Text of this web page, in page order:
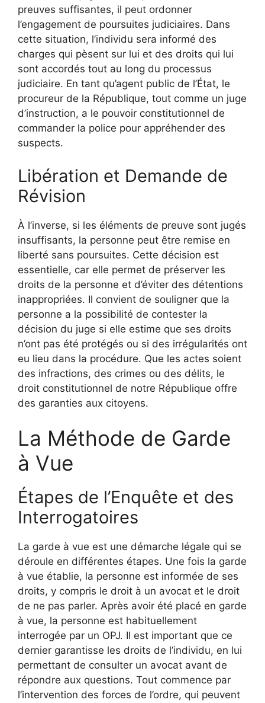
preuves suffisantes, il peut ordonner
l’engagement de poursuites judiciaires. Dans
cette situation, l’individu sera informé des
charges qui pèsent sur lui et des droits qui lui
sont accordés tout au long du processus
judiciaire. En tant qu’agent public de l’État, le
procureur de la République, tout comme un juge
d’instruction, a le pouvoir constitutionnel de
commander la police pour appréhender des
suspects.
Libération et Demande de
Révision
À l’inverse, si les éléments de preuve sont jugés
insuffisants, la personne peut être remise en
liberté sans poursuites. Cette décision est
essentielle, car elle permet de préserver les
droits de la personne et d’éviter des détentions
inappropriées. Il convient de souligner que la
personne a la possibilité de contester la
décision du juge si elle estime que ses droits
n’ont pas été protégés ou si des irrégularités ont
eu lieu dans la procédure. Que les actes soient
des infractions, des crimes ou des délits, le
droit constitutionnel de notre République offre
des garanties aux citoyens.
La Méthode de Garde
à Vue
Étapes de l’Enquête et des
Interrogatoires
La garde à vue est une démarche légale qui se
déroule en différentes étapes. Une fois la garde
à vue établie, la personne est informée de ses
droits, y compris le droit à un avocat et le droit
de ne pas parler. Après avoir été placé en garde
à vue, la personne est habituellement
interrogée par un OPJ. Il est important que ce
dernier garantisse les droits de l’individu, en lui
permettant de consulter un avocat avant de
répondre aux questions. Tout commence par
l’intervention des forces de l’ordre, qui peuvent